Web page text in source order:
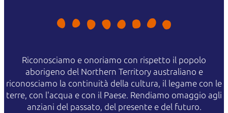
Riconosciamo e onoriamo con rispetto il popolo
aborigeno del Northern Territory australiano e
riconosciamo la continuità della cultura, il legame con le
terre, con l'acqua e con il Paese. Rendiamo omaggio agli
anziani del passato, del presente e del futuro.